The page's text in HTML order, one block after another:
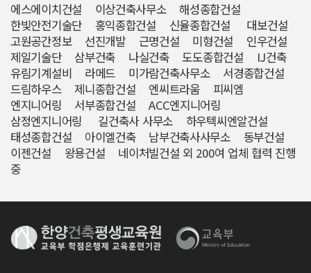
에스에이치건설 이상건축사무소 해성종합건설
한빛안전기술단 홍익종합건설 신율종합건설 대보건설
고원공간정보 선진개발 근명건설 미형건설 인우건설
제일기술단 삼부건축 나실건축 도도종합건설 IJ건축
유림기계설비 라메드 미가람건축사무소 서경종합건설
드림하우스 제니종합건설 엔씨트라움 피씨엠
엔지니어링 서부종합건설 ACC엔지니어링
삼정엔지니어링 길건축사 사무소 하우텍씨엔알건설
태성종합건설 아이엘건축 남부건축사사무소 동부건설
이젠건설 왕용건설 네이처빌건설 외 200여 업체 협력 진행
중